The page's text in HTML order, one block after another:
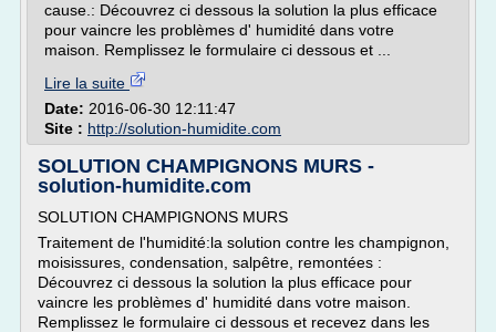
cause.: Découvrez ci dessous la solution la plus efficace
pour vaincre les problèmes d' humidité dans votre
maison. Remplissez le formulaire ci dessous et ...
Lire la suite
Date: 2016-06-30 12:11:47
Site : http://solution-humidite.com
SOLUTION CHAMPIGNONS MURS -
solution-humidite.com
SOLUTION CHAMPIGNONS MURS
Traitement de l'humidité:la solution contre les champignon,
moisissures, condensation, salpêtre, remontées :
Découvrez ci dessous la solution la plus efficace pour
vaincre les problèmes d' humidité dans votre maison.
Remplissez le formulaire ci dessous et recevez dans les